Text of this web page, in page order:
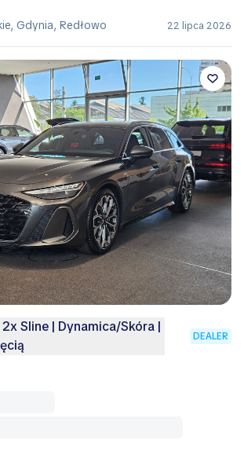
Gdynia, Redłowo
22 lipca 2026
2x Sline | Dynamica/Skóra |
DEALER